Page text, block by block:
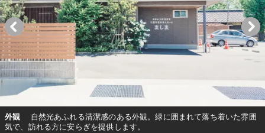
外観
自然光あふれる清潔感のある外観。緑に囲まれて落ち着いた雰囲
気で、訪れる方に安らぎを提供します。